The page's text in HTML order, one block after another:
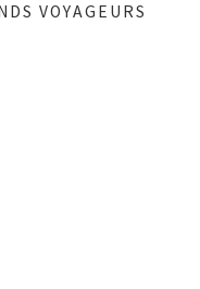
VOYAGEURS